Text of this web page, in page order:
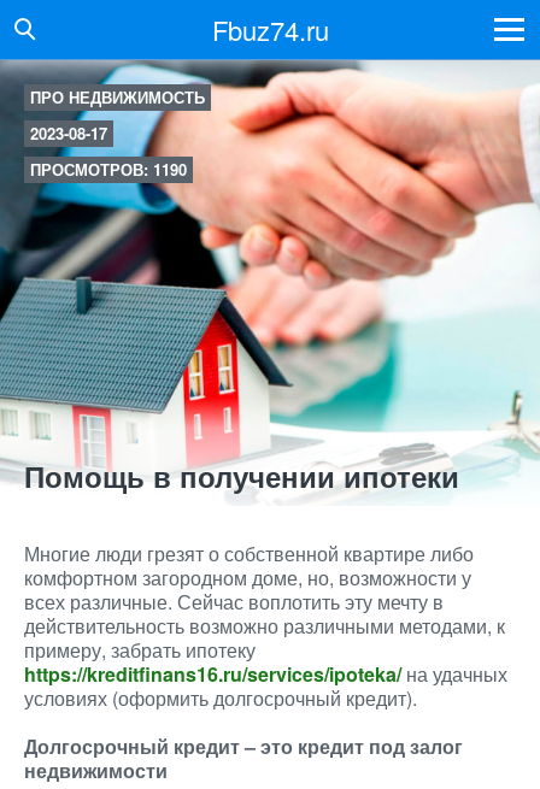
Fbuz74.ru
ПРО НЕДВИЖИМОСТЬ
2023-08-17
ПРОСМОТРОВ: 1190
Помощь в получении ипотеки
Многие люди грезят о собственной квартире либо
комфортном загородном доме, но, возможности у
всех различные. Сейчас воплотить эту мечту в
действительность возможно различными методами, к
примеру, забрать ипотеку
https://kreditfinans16.ru/services/ipoteka/на удачных
условиях (оформить долгосрочный кредит).
Долгосрочный кредит – это кредит под залог
недвижимости